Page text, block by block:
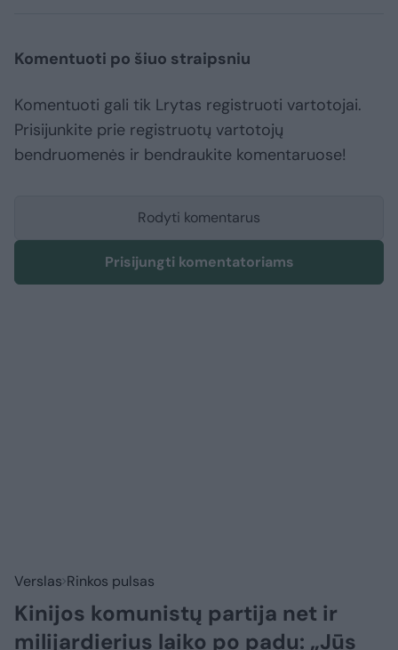
Komentuoti po šiuo straipsniu
Komentuoti gali tik Lrytas registruoti vartotojai.
Prisijunkite prie registruotų vartotojų
bendruomenės ir bendraukite komentaruose!
Rodyti komentarus
Prisijungti komentatoriams
Verslas Rinkos pulsas
Kinijos komunistų partija net ir
milijardierius laiko po padu: „Jūs